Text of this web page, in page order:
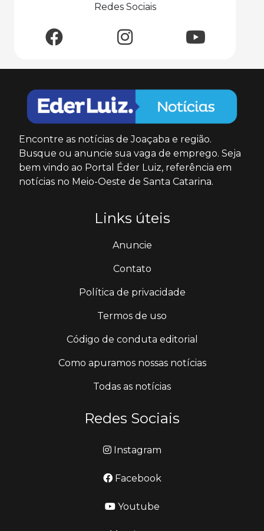
Redes Sociais
Encontre as notícias de Joaçaba e região.
Busque ou anuncie sua vaga de emprego. Seja
bem vindo ao Portal Éder Luiz, referência em
notícias no Meio-Oeste de Santa Catarina.
Links úteis
Anuncie
Contato
Política de privacidade
Termos de uso
Código de conduta editorial
Como apuramos nossas notícias
Todas as notícias
Redes Sociais
Instagram
Facebook
Youtube